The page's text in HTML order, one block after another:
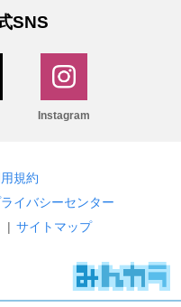
SNS
Instagram
規約
イバシーセンター
| サイトマップ